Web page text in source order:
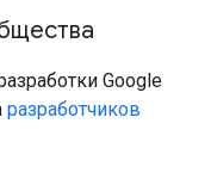
Google
разработчиков